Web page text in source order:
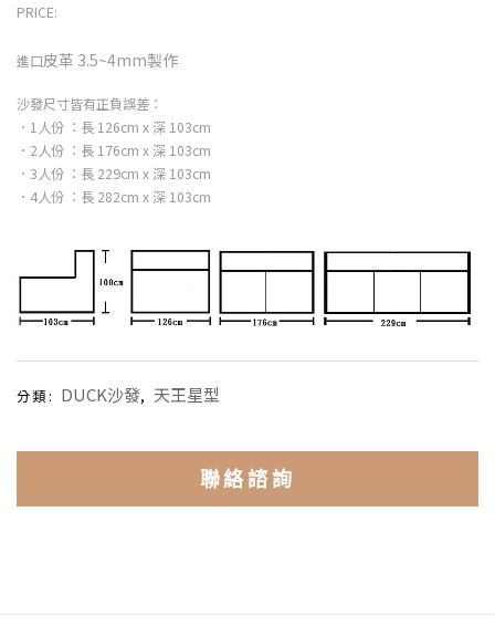
PRICE:
進口皮革 3.5~4mm製作
沙發尺寸皆有正負誤差：
．1人份 ：長 126cm x 深 103cm
．2人份 ：長 176cm x 深 103cm
．3人份 ：長 229cm x 深 103cm
．4人份 ：長 282cm x 深 103cm
分類: DUCK沙發, 天王星型
聯絡諮詢